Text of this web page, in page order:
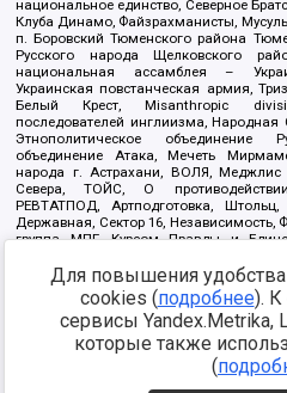
национальное единство, Северное
Клуба Динамо, Файзрахманисты,
п. Боровский Тюменского района
Русского народа Щелковского
национальная ассамблея –
Украинская повстанческая армия,
Белый Крест, Misanthropic
последователей инглиизма,
Этнополитическое объединение
объединение Атака, Мечеть
народа г. Астрахани, ВОЛЯ, Меджлис
Севера, ТОЙС, О противодействии
РЕВТАТПОД, Артподготовка,
Державная, Сектор 16,
группа МПГ, Курсом Правды и
Благотворительный пансионат Ак
Арестантское уголовное единство,
Дафа, Иртыш Ultras, Русский
Сибирский державный союз, Фонд
граждан, Штабы Навального, Совет
Краснодара
https://minjust.gov.ru/
Для повышения
cookies (подробнее). К
сервисы Yandex.Metrika,
которые также
(